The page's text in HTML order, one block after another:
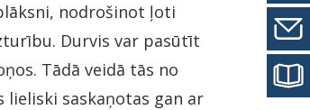
nodrošinot ļoti
Durvis var pasūtīt
Tādā veidā tās no
lieliski saskaņotas gan ar